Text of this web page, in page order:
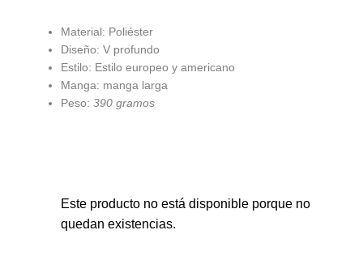
Material: Poliéster
Diseño: V profundo
Estilo: Estilo europeo y americano
Manga: manga larga
Peso: 390 gramos
Este producto no está disponible porque no
quedan existencias.